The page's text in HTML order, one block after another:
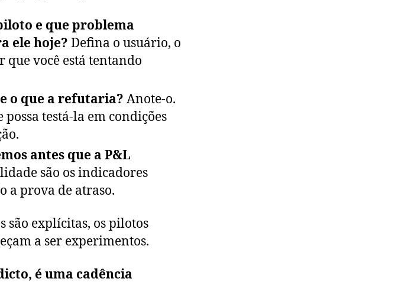
e que problema
ele hoje? Defina o usuário, o
que você está tentando
o que a refutaria? Anote-o.
testá-la em condições
antes que a P&L
são os indicadores
a prova de atraso.
são explícitas, os pilotos
a ser experimentos.
é uma cadência